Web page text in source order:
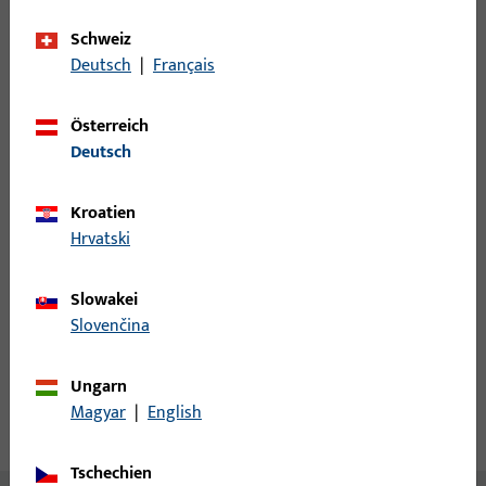
Mindestbestelleinheit
Bitte melden Sie sich mit Ihren Kundendaten an um eine
Schweiz
Deutsch | Français
Österreich
Deutsch
Kroatien
Hrvatski
Slowakei
Slovenčina
Ungarn
Magyar | English
Tschechien